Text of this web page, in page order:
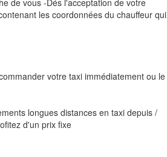
de vous -Dés l'acceptation de votre
les coordonnées du chauffeur qui
votre taxi immédiatement ou le
longues distances en taxi depuis /
d'un prix fixe